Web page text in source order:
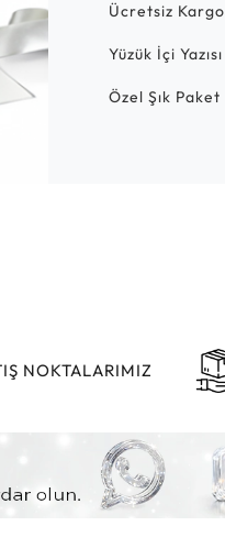
Ücretsiz Kargo
Yüzük İçi Yazısı
Özel Şık Paket
NOKTALARIMIZ